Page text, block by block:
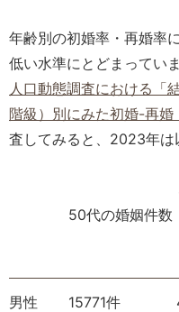
年齢別の初婚率・再婚率
低い水準にとどまっていま
人口動態調査における「
階級）別にみた初婚-再婚
査してみると、2023年は
50代の婚姻件数
男性 15771件